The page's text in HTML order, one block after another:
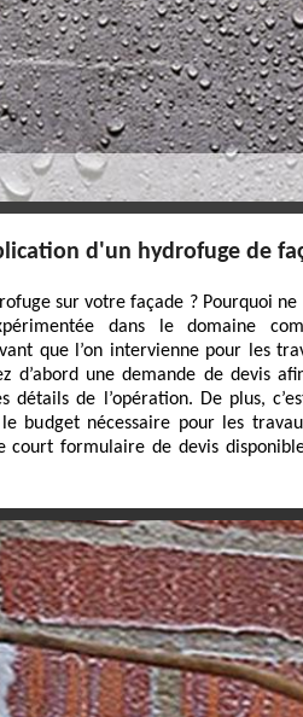
d'un hydrofuge de
sur votre façade ? Pourquoi ne
dans le domaine
que l’on intervienne pour les
d’abord une demande de devis
détails de l’opération. De plus,
budget nécessaire pour les
formulaire de devis